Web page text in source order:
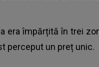
era împărțită în trei
perceput un preț unic.